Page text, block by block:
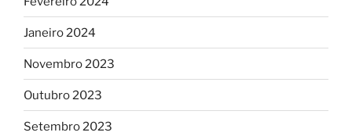
Janeiro 2024
Novembro 2023
Outubro 2023
Setembro 2023